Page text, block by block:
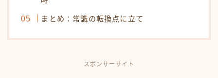
まとめ：常識の転換点に立て
スポンサーサイト